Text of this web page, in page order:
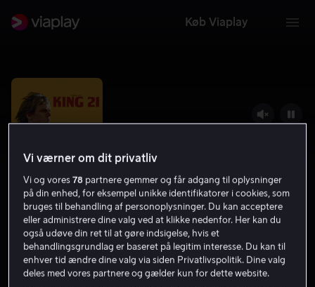
Køb Viaplay
King 21
7.2 Drama 2023 15 år
Vi værner om dit privatliv
Vi og vores78 partnere gemmer og får adgang til oplysninger
på din enhed, for eksempel unikke identifikatorer i cookies, som
bruges til behandling af personoplysninger. Du kan acceptere
eller administrere dine valg ved at klikke nedenfor. Her kan du
også udøve din ret til at gøre indsigelse, hvis et
behandlingsgrundlag er baseret på legitim interesse. Du kan til
enhver tid ændre dine valg via siden Privatlivspolitik. Dine valg
deles med vores partnere og gælder kun for dette website.